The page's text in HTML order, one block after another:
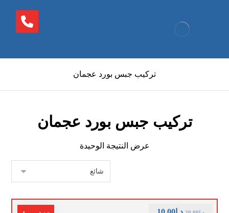
تركيب جبس بورد عجمان
تركيب جبس بورد عجمان
عرض النتيجة الوحيدة